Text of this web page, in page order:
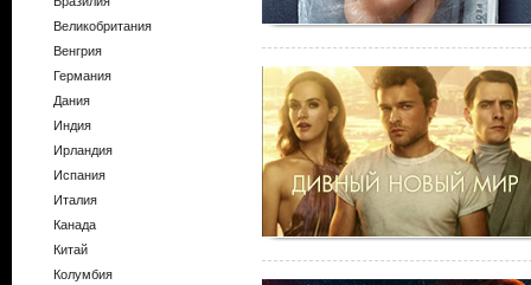
Великобритания
Венгрия
Германия
Дания
Индия
Ирландия
Испания
Италия
Канада
Китай
Колумбия